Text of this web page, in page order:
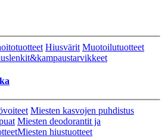
Hiusvärit Muotoilutuotteet
Miesten kasvojen puhdistus
Miesten deodorantit ja
Miesten hiustuotteet